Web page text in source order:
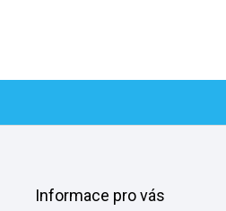
Informace pro vás